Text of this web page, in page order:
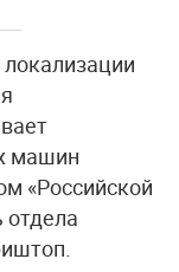
машин
«Российской
отдела